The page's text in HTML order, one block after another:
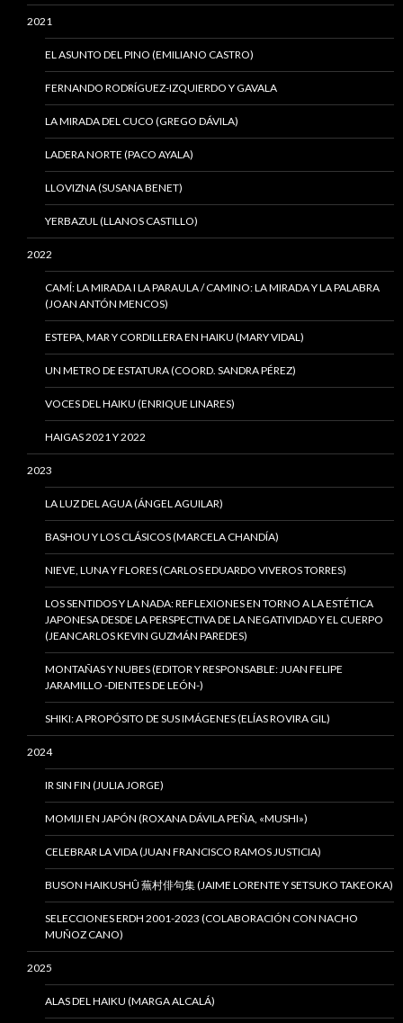
2021
EL ASUNTO DEL PINO (EMILIANO CASTRO)
FERNANDO RODRÍGUEZ-IZQUIERDO Y GAVALA
LA MIRADA DEL CUCO (GREGO DÁVILA)
LADERA NORTE (PACO AYALA)
LLOVIZNA (SUSANA BENET)
YERBAZUL (LLANOS CASTILLO)
2022
CAMÍ: LA MIRADA I LA PARAULA / CAMINO: LA MIRADA Y LA PALABRA
(JOAN ANTÓN MENCOS)
ESTEPA, MAR Y CORDILLERA EN HAIKU (MARY VIDAL)
UN METRO DE ESTATURA (COORD. SANDRA PÉREZ)
VOCES DEL HAIKU (ENRIQUE LINARES)
HAIGAS 2021 Y 2022
2023
LA LUZ DEL AGUA (ÁNGEL AGUILAR)
BASHOU Y LOS CLÁSICOS (MARCELA CHANDÍA)
NIEVE, LUNA Y FLORES (CARLOS EDUARDO VIVEROS TORRES)
LOS SENTIDOS Y LA NADA: REFLEXIONES EN TORNO A LA ESTÉTICA
JAPONESA DESDE LA PERSPECTIVA DE LA NEGATIVIDAD Y EL CUERPO
(JEANCARLOS KEVIN GUZMÁN PAREDES)
MONTAÑAS Y NUBES (EDITOR Y RESPONSABLE: JUAN FELIPE
JARAMILLO -DIENTES DE LEÓN-)
SHIKI: A PROPÓSITO DE SUS IMÁGENES (ELÍAS ROVIRA GIL)
2024
IR SIN FIN (JULIA JORGE)
MOMIJI EN JAPÓN (ROXANA DÁVILA PEÑA, «MUSHI»)
CELEBRAR LA VIDA (JUAN FRANCISCO RAMOS JUSTICIA)
BUSON HAIKUSHÛ 蕪村俳句集 (JAIME LORENTE Y SETSUKO TAKEOKA)
SELECCIONES ERDH 2001-2023 (COLABORACIÓN CON NACHO
MUÑOZ CANO)
2025
ALAS DEL HAIKU (MARGA ALCALÁ)